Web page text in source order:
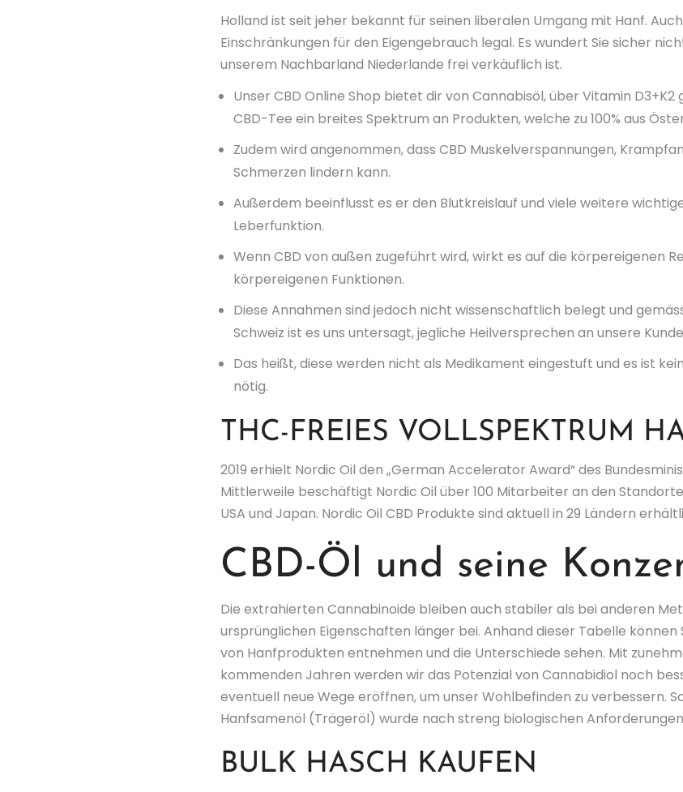
Holland ist seit jeher bekannt für seinen liberalen Umgang mit Hanf.
Einschränkungen für den Eigengebrauch legal. Es wundert Sie sicher
unserem Nachbarland Niederlande frei verkäuflich ist.
Unser CBD Online Shop bietet dir von Cannabisöl, über Vitamin D3+K2
CBD-Tee ein breites Spektrum an Produkten, welche zu 100% aus
Zudem wird angenommen, dass CBD Muskelverspannungen,
Schmerzen lindern kann.
Außerdem beeinflusst es er den Blutkreislauf und viele weitere
Leberfunktion.
Wenn CBD von außen zugeführt wird, wirkt es auf die körpereigenen
körpereigenen Funktionen.
Diese Annahmen sind jedoch nicht wissenschaftlich belegt und
Schweiz ist es uns untersagt, jegliche Heilversprechen an unsere
Das heißt, diese werden nicht als Medikament eingestuft und es ist
nötig.
THC-FREIES VOLLSPEKTRUM
2019 erhielt Nordic Oil den „German Accelerator Award“ des
Mittlerweile beschäftigt Nordic Oil über 100 Mitarbeiter an den
USA und Japan. Nordic Oil CBD Produkte sind aktuell in 29 Ländern
CBD-Öl und seine
Die extrahierten Cannabinoide bleiben auch stabiler als bei anderen
ursprünglichen Eigenschaften länger bei. Anhand dieser Tabelle
von Hanfprodukten entnehmen und die Unterschiede sehen. Mit
kommenden Jahren werden wir das Potenzial von Cannabidiol noch
eventuell neue Wege eröffnen, um unser Wohlbefinden zu verbessern.
Hanfsamenöl (Trägeröl) wurde nach streng biologischen
BULK HASCH KAUFEN